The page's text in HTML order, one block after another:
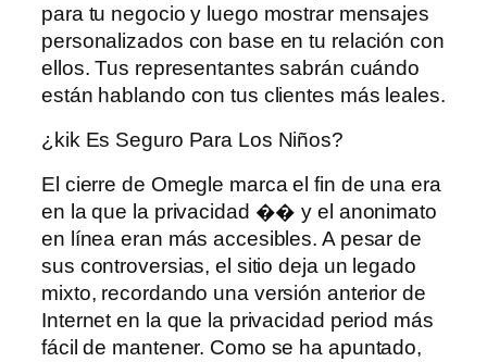
para tu negocio y luego mostrar mensajes
personalizados con base ​​en tu relación con
ellos. Tus representantes sabrán cuándo
están hablando con tus clientes más leales.
¿kik Es Seguro Para Los Niños?
El cierre de Omegle marca el fin de una era
en la que la privacidad �� y el anonimato
en línea eran más accesibles. A pesar de
sus controversias, el sitio deja un legado
mixto, recordando una versión anterior de
Internet en la que la privacidad period más
fácil de mantener. Como se ha apuntado,